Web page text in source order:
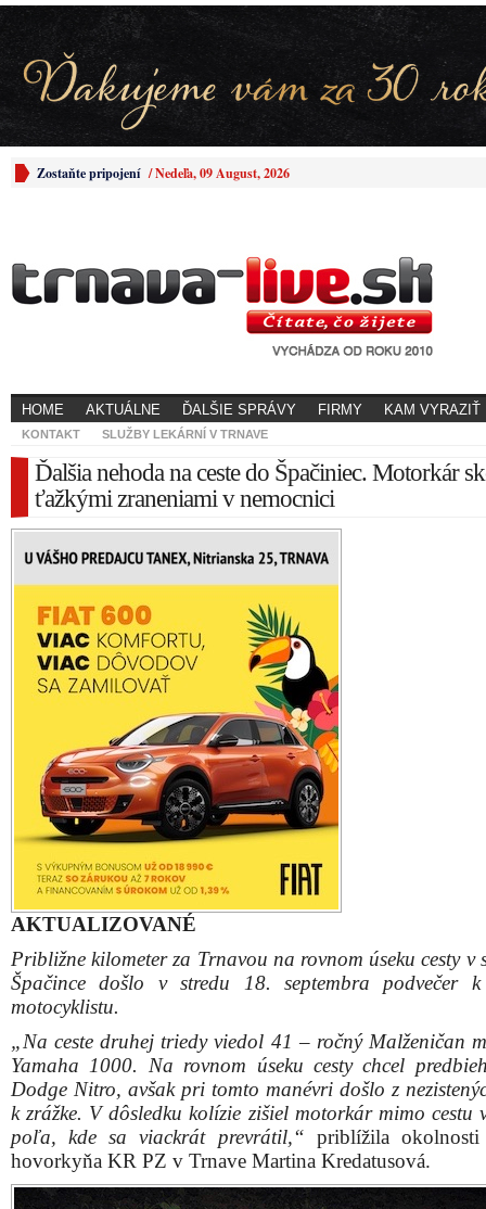
Zostaňte pripojení /Nedeľa, 09 August, 2026
HOME AKTUÁLNE ĎALŠIE SPRÁVY FIRMY KAM VYRAZIŤ
KONTAKT SLUŽBY LEKÁRNÍ V TRNAVE
Ďalšia nehoda na ceste do Špačiniec. Motorkár
ťažkými zraneniami v nemocnici
AKTUALIZOVANÉ
Približne kilometer za Trnavou na rovnom úseku cesty v
Špačince došlo v stredu 18. septembra podvečer k
motocyklistu.
„Na ceste druhej triedy viedol 41 – ročný Malženičan
Yamaha 1000. Na rovnom úseku cesty chcel
Dodge Nitro, avšak pri tomto manévri došlo z
k zrážke. V dôsledku kolízie zišiel motorkár mimo cestu
poľa, kde sa viackrát prevrátil,“ priblížila okolnosti
hovorkyňa KR PZ v Trnave Martina Kredatusová.